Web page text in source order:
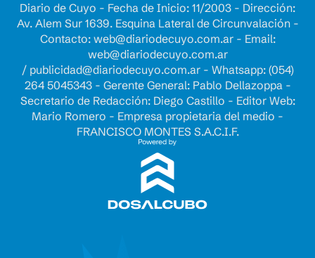
Diario de Cuyo - Fecha de Inicio: 11/2003 - Dirección:
Av. Alem Sur 1639. Esquina Lateral de Circunvalación -
Contacto: web@diariodecuyo.com.ar- Email:
web@diariodecuyo.com.ar
/ publicidad@diariodecuyo.com.ar- Whatsapp: (054)
264 5045343 - Gerente General: Pablo Dellazoppa -
Secretario de Redacción: Diego Castillo - Editor Web:
Mario Romero - Empresa propietaria del medio -
FRANCISCO MONTES S.A.C.I.F.